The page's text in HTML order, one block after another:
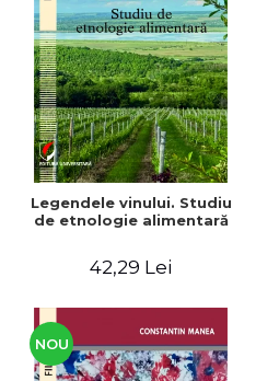
Legendele vinului. Studiu
de etnologie alimentară
42,29 Lei
NOU